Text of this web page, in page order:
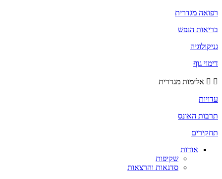
רפואה מגדרית
בריאות הנפש
גניקולוגיה
דימוי גוף
אלימות מגדרית
עדויות
תרבות האונס
תחקירים
אודות
שקיפות
סדנאות והרצאות